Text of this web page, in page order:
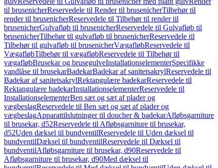
til brusenicherReservedele til Render til brusenicherTilbehør til
render til brusenicherReservedele til Tilbehør til render til
brusenicherGulvafløb til brusenicherReservedele til Gulvafløb til
brusenicherTilbehør til gulvafløb til brusenicherReservedele til
Tilbehør til gulvafløb til brusenicherVægafløbReservedele til
VægafløbTilbehør til vægafløbReservedele til Tilbehør til
vægafløbBrusekar og brusegulveInstallationselementerSpecifikke
vandlåse til brusekarBadekarBadekar af sanitetsakrylReservedele til
Badekar af sanitetsakrylRektangulære badekarReservedele til
Rektangulære badekarInstallationselementerReservedele til
InstallationselementerBen sæt og sæt af plader og
vægbeslagReservedele til Ben sæt og sæt af plader og
vægbeslagApparattilslutninger til doucher & badekarAfløbsgarniture
til brusekar, d52Reservedele til Afløbsgarniture til brusekar,
d52Uden dæksel til bundventilReservedele til Uden dæksel til
bundventilDæksel til bundventilReservedele til Dæksel til
bundventilAfløbsgarniture til brusekar, d90Reservedele til
Afløbsgarniture til brusekar, d90Med dæksel til